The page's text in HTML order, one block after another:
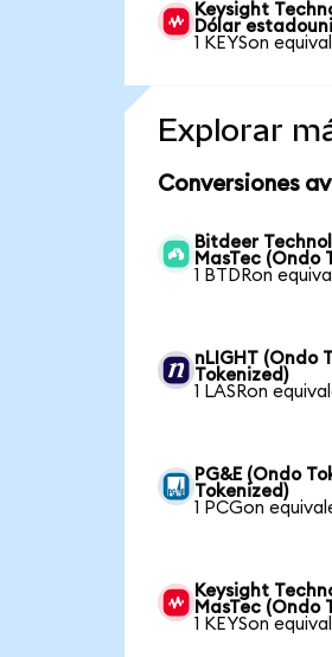
Keysight
Dólar
1 KEYSon
Explorar
Conversiones
Bitdeer
MasTec (Ondo
1 BTDRon
nLIGHT (Ondo
Tokenized)
1 LASRon
PG&E (Ondo
Tokenized)
1 PCGon
Keysight
MasTec (Ondo
1 KEYSon